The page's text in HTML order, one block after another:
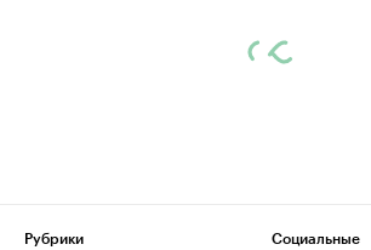
Рубрики
Социальные